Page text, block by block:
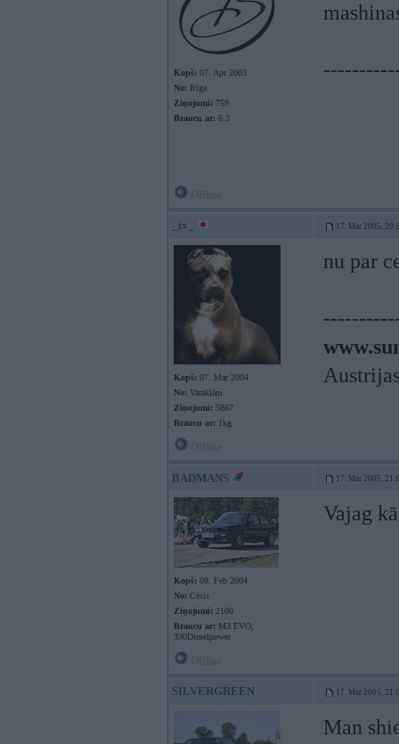
Kopš: 07. Apr 2003
No: Rīga
Ziņojumi: 759
Braucu ar: 6.3
_ix_ 17. Mar 2005,
Kopš: 07. Mar 2004
No: Varakļāni
Ziņojumi: 5867
Braucu ar: 1kg
nu par
BADMANS 17. Mar 2005,
Kopš: 08. Feb 2004
No: Cēsis
Ziņojumi: 2100
Braucu ar: M3 EVO,
330Dieselpower
Vajag
SILVERGREEN 17. Mar 2005,
Man